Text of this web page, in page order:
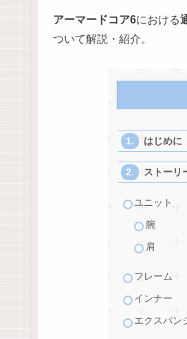
アーマードコア6における
ついて解説・紹介。
はじめに
ストーリ
ユニット
腕
肩
フレーム
インナー
エクスパン